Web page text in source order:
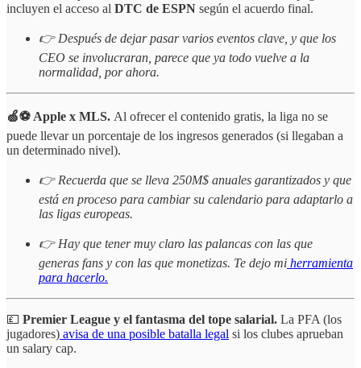
incluyen el acceso al DTC de ESPN según el acuerdo final.
👉 Después de dejar pasar varios eventos clave, y que los
CEO se involucraran, parece que ya todo vuelve a la
normalidad, por ahora.
🍏⚽️ Apple x MLS. Al ofrecer el contenido gratis, la liga no se
puede llevar un porcentaje de los ingresos generados (si llegaban a
un determinado nivel).
👉 Recuerda que se lleva 250M$ anuales garantizados y que
está en proceso para cambiar su calendario para adaptarlo a
las ligas europeas.
👉 Hay que tener muy claro las palancas con las que
generas fans y con las que monetizas. Te dejo mi herramienta
para hacerlo.
💷 Premier League y el fantasma del tope salarial. La PFA (los
jugadores) avisa de una posible batalla legal si los clubes aprueban
un salary cap.